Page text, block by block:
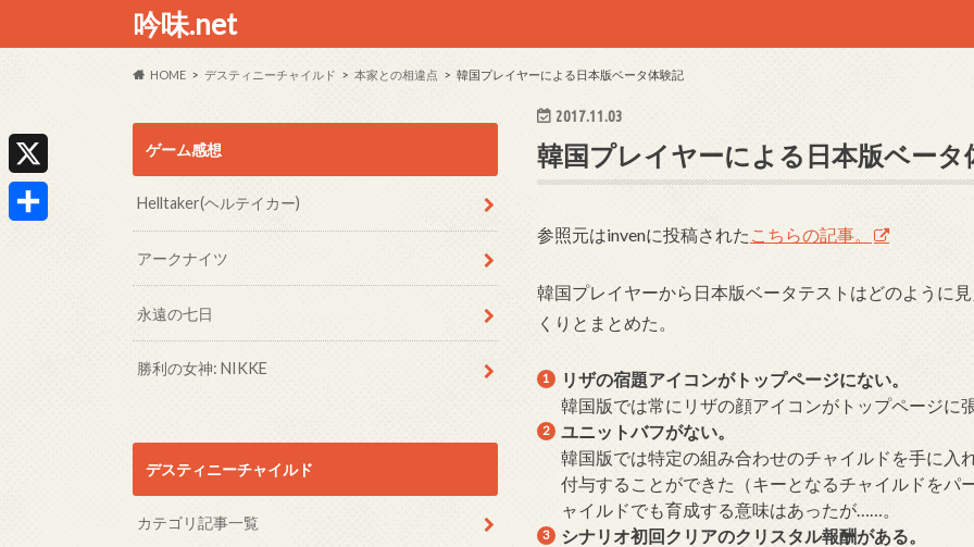
吟味.net
HOME デスティニーチャイルド 本家との相違点 韓国プレイヤーによる日本版ベータ体験記
2017.11.03
韓国プレイヤーによる日本版ベータ
参照元はinvenに投稿された こちらの記事。
韓国プレイヤーから日本版ベータテストはどのように
くりとまとめた。
リザの宿題アイコンがトップページにない。
韓国版では常にリザの顔アイコンがトップページに
ユニットバフがない。
韓国版では特定の組み合わせのチャイルドを手に入
付与することができた（キーとなるチャイルドをパ
ャイルドでも育成する意味はあったが……。
シナリオ初回クリアのクリスタル報酬がある。
ゲーム感想
Helltaker(ヘルテイカー)
アークナイツ
永遠の七日
勝利の女神: NIKKE
デスティニーチャイルド
カテゴリ記事一覧
X